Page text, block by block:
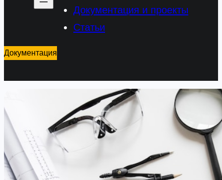
Документация и проекты
Статьи
Документация